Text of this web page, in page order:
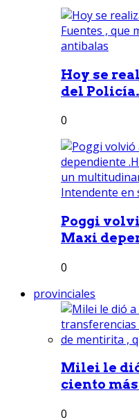
Hoy se
del
0
Poggi
Maxi
0
provinciales
Milei le dió
ciento
0